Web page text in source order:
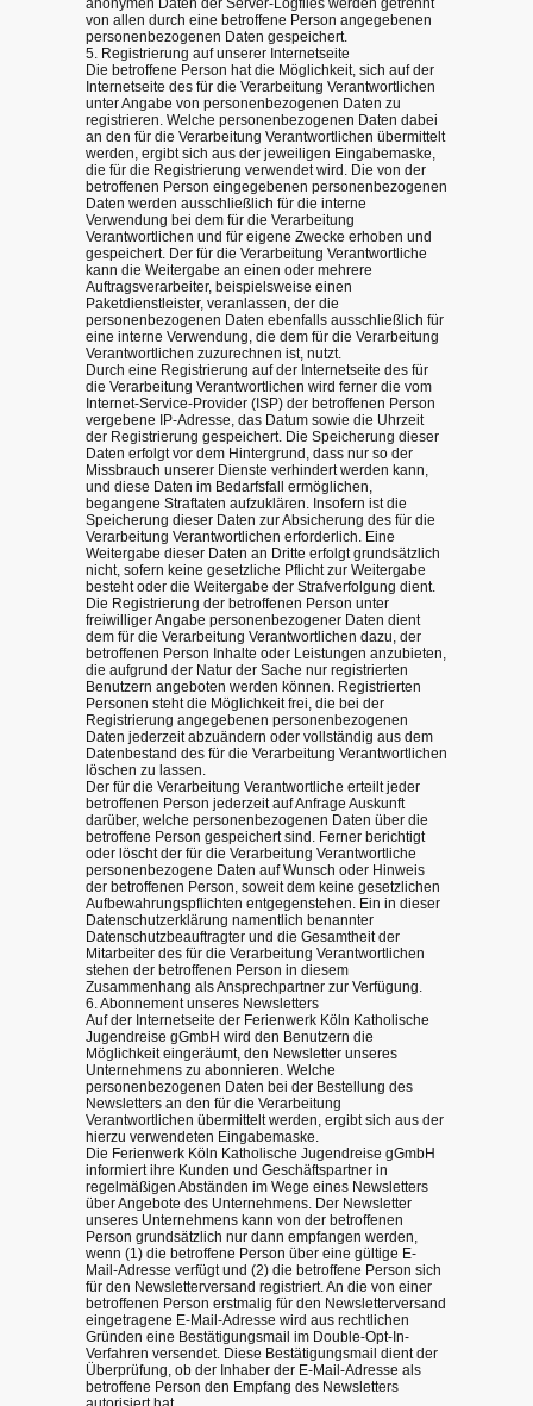
anonymen Daten der Server-Logfiles werden getrennt
von allen durch eine betroffene Person angegebenen
personenbezogenen Daten gespeichert.
5. Registrierung auf unserer Internetseite
Die betroffene Person hat die Möglichkeit, sich auf der
Internetseite des für die Verarbeitung Verantwortlichen
unter Angabe von personenbezogenen Daten zu
registrieren. Welche personenbezogenen Daten dabei
an den für die Verarbeitung Verantwortlichen übermittelt
werden, ergibt sich aus der jeweiligen Eingabemaske,
die für die Registrierung verwendet wird. Die von der
betroffenen Person eingegebenen personenbezogenen
Daten werden ausschließlich für die interne
Verwendung bei dem für die Verarbeitung
Verantwortlichen und für eigene Zwecke erhoben und
gespeichert. Der für die Verarbeitung Verantwortliche
kann die Weitergabe an einen oder mehrere
Auftragsverarbeiter, beispielsweise einen
Paketdienstleister, veranlassen, der die
personenbezogenen Daten ebenfalls ausschließlich für
eine interne Verwendung, die dem für die Verarbeitung
Verantwortlichen zuzurechnen ist, nutzt.
Durch eine Registrierung auf der Internetseite des für
die Verarbeitung Verantwortlichen wird ferner die vom
Internet-Service-Provider (ISP) der betroffenen Person
vergebene IP-Adresse, das Datum sowie die Uhrzeit
der Registrierung gespeichert. Die Speicherung dieser
Daten erfolgt vor dem Hintergrund, dass nur so der
Missbrauch unserer Dienste verhindert werden kann,
und diese Daten im Bedarfsfall ermöglichen,
begangene Straftaten aufzuklären. Insofern ist die
Speicherung dieser Daten zur Absicherung des für die
Verarbeitung Verantwortlichen erforderlich. Eine
Weitergabe dieser Daten an Dritte erfolgt grundsätzlich
nicht, sofern keine gesetzliche Pflicht zur Weitergabe
besteht oder die Weitergabe der Strafverfolgung dient.
Die Registrierung der betroffenen Person unter
freiwilliger Angabe personenbezogener Daten dient
dem für die Verarbeitung Verantwortlichen dazu, der
betroffenen Person Inhalte oder Leistungen anzubieten,
die aufgrund der Natur der Sache nur registrierten
Benutzern angeboten werden können. Registrierten
Personen steht die Möglichkeit frei, die bei der
Registrierung angegebenen personenbezogenen
Daten jederzeit abzuändern oder vollständig aus dem
Datenbestand des für die Verarbeitung Verantwortlichen
löschen zu lassen.
Der für die Verarbeitung Verantwortliche erteilt jeder
betroffenen Person jederzeit auf Anfrage Auskunft
darüber, welche personenbezogenen Daten über die
betroffene Person gespeichert sind. Ferner berichtigt
oder löscht der für die Verarbeitung Verantwortliche
personenbezogene Daten auf Wunsch oder Hinweis
der betroffenen Person, soweit dem keine gesetzlichen
Aufbewahrungspflichten entgegenstehen. Ein in dieser
Datenschutzerklärung namentlich benannter
Datenschutzbeauftragter und die Gesamtheit der
Mitarbeiter des für die Verarbeitung Verantwortlichen
stehen der betroffenen Person in diesem
Zusammenhang als Ansprechpartner zur Verfügung.
6. Abonnement unseres Newsletters
Auf der Internetseite der Ferienwerk Köln Katholische
Jugendreise gGmbH wird den Benutzern die
Möglichkeit eingeräumt, den Newsletter unseres
Unternehmens zu abonnieren. Welche
personenbezogenen Daten bei der Bestellung des
Newsletters an den für die Verarbeitung
Verantwortlichen übermittelt werden, ergibt sich aus der
hierzu verwendeten Eingabemaske.
Die Ferienwerk Köln Katholische Jugendreise gGmbH
informiert ihre Kunden und Geschäftspartner in
regelmäßigen Abständen im Wege eines Newsletters
über Angebote des Unternehmens. Der Newsletter
unseres Unternehmens kann von der betroffenen
Person grundsätzlich nur dann empfangen werden,
wenn (1) die betroffene Person über eine gültige E-
Mail-Adresse verfügt und (2) die betroffene Person sich
für den Newsletterversand registriert. An die von einer
betroffenen Person erstmalig für den Newsletterversand
eingetragene E-Mail-Adresse wird aus rechtlichen
Gründen eine Bestätigungsmail im Double-Opt-In-
Verfahren versendet. Diese Bestätigungsmail dient der
Überprüfung, ob der Inhaber der E-Mail-Adresse als
betroffene Person den Empfang des Newsletters